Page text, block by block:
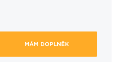
MÁM DOPLNĚK